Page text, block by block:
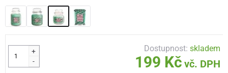
+
-
Dostupnost:skladem
199 Kč vč. DPH